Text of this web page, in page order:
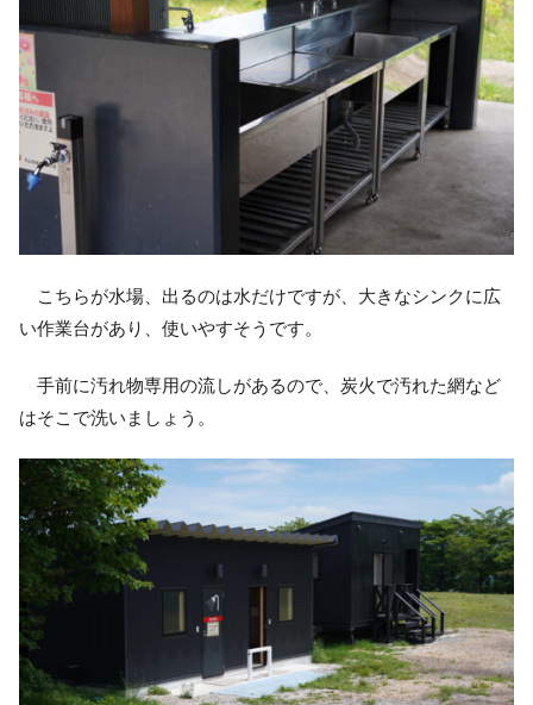
こちらが水場、出るのは水だけですが、大きなシンクに広
い作業台があり、使いやすそうです。
手前に汚れ物専用の流しがあるので、炭火で汚れた網など
はそこで洗いましょう。